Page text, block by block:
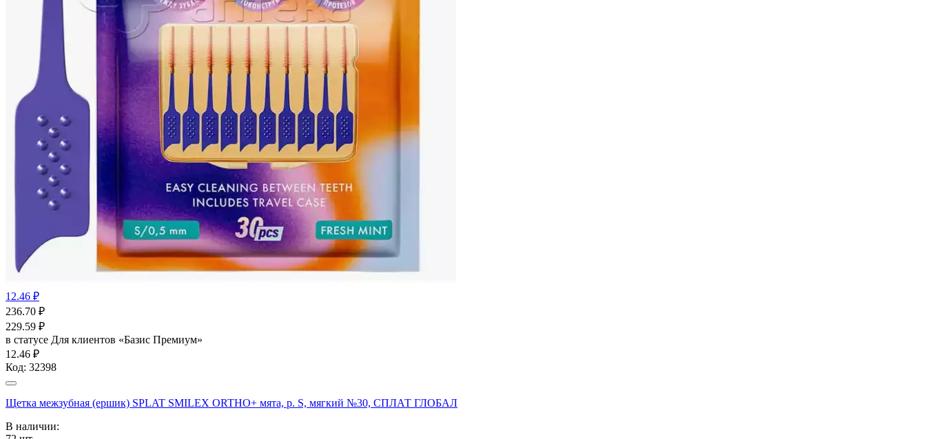
12.46 ₽
236.70 ₽
229.59 ₽
в статусе Для клиентов «Базис Премиум»
12.46 ₽
Код: 32398
Щетка межзубная (ершик) SPLAT SMILEX ORTHO+ мята, р. S, мягкий №30, СПЛАТ ГЛОБАЛ
В наличии: